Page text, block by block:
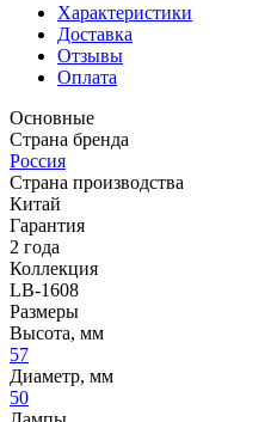
Характеристики
Доставка
Отзывы
Оплата
Основные
Страна бренда
Россия
Страна производства
Китай
Гарантия
2 года
Коллекция
LB-1608
Размеры
Высота, мм
57
Диаметр, мм
50